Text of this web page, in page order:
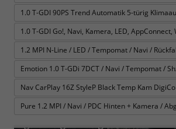
1.0 T-GDI 90PS Trend Automatik 5-türig
1.0 T-GDI Go!, Navi, Kamera, LED,
1.2 MPI N-Line / LED / Tempomat / Navi /
Emotion 1.0 T-GDi 7DCT / Navi / Tempomat /
Nav CarPlay 16Z StyleP Black Temp Kam DigiCo
Pure 1.2 MPI / Navi / PDC Hinten + Kamera /